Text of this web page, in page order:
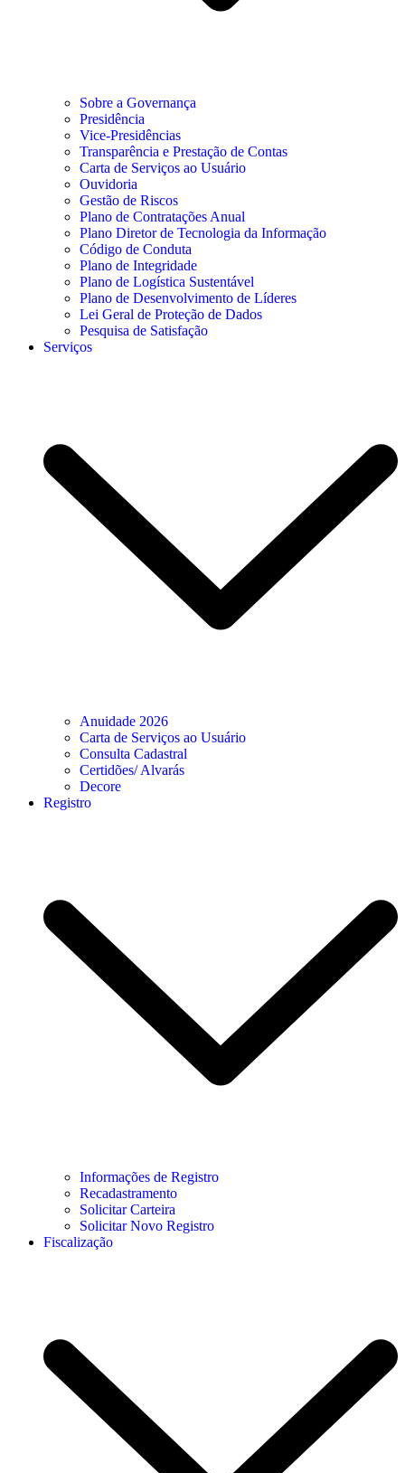
Sobre a Governança
Presidência
Vice-Presidências
Transparência e Prestação de Contas
Carta de Serviços ao Usuário
Ouvidoria
Gestão de Riscos
Plano de Contratações Anual
Plano Diretor de Tecnologia da Informação
Código de Conduta
Plano de Integridade
Plano de Logística Sustentável
Plano de Desenvolvimento de Líderes
Lei Geral de Proteção de Dados
Pesquisa de Satisfação
Serviços
Anuidade 2026
Carta de Serviços ao Usuário
Consulta Cadastral
Certidões/ Alvarás
Decore
Registro
Informações de Registro
Recadastramento
Solicitar Carteira
Solicitar Novo Registro
Fiscalização